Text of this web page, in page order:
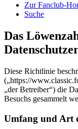
Zur Fanclub-
Suche
Das
Diese Richtlinie
(„https://
„der Betreiber“) die
Besuchs gesammelt
Umfang und Art